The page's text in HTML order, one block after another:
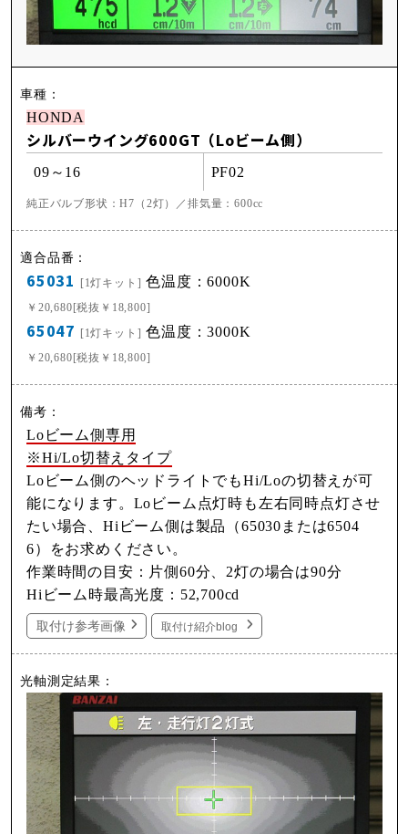
HONDA
シルバーウイング600GT（Loビーム側）
09～16 PF02
純正バルブ形状：H7（2灯）／排気量：600cc
65031 [1灯キット] 色温度：6000K
￥20,680[税抜￥18,800]
65047 [1灯キット] 色温度：3000K
￥20,680[税抜￥18,800]
Loビーム側専用
※Hi/Lo切替えタイプ
Loビーム側のヘッドライトでもHi/Loの切替えが可
能になります。Loビーム点灯時も左右同時点灯させ
たい場合、Hiビーム側は製品（65030または6504
6）をお求めください。
作業時間の目安：片側60分、2灯の場合は90分
Hiビーム時最高光度：52,700cd
取付け参考画像 取付け紹介blog